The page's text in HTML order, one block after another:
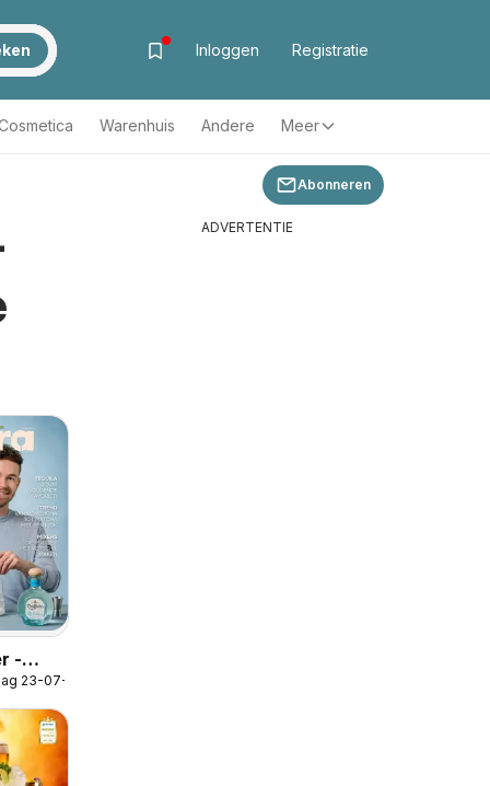
Inloggen Registratie
Warenhuis Andere Meer
Abonneren
-
23-07-2026
ADVERTENTIE